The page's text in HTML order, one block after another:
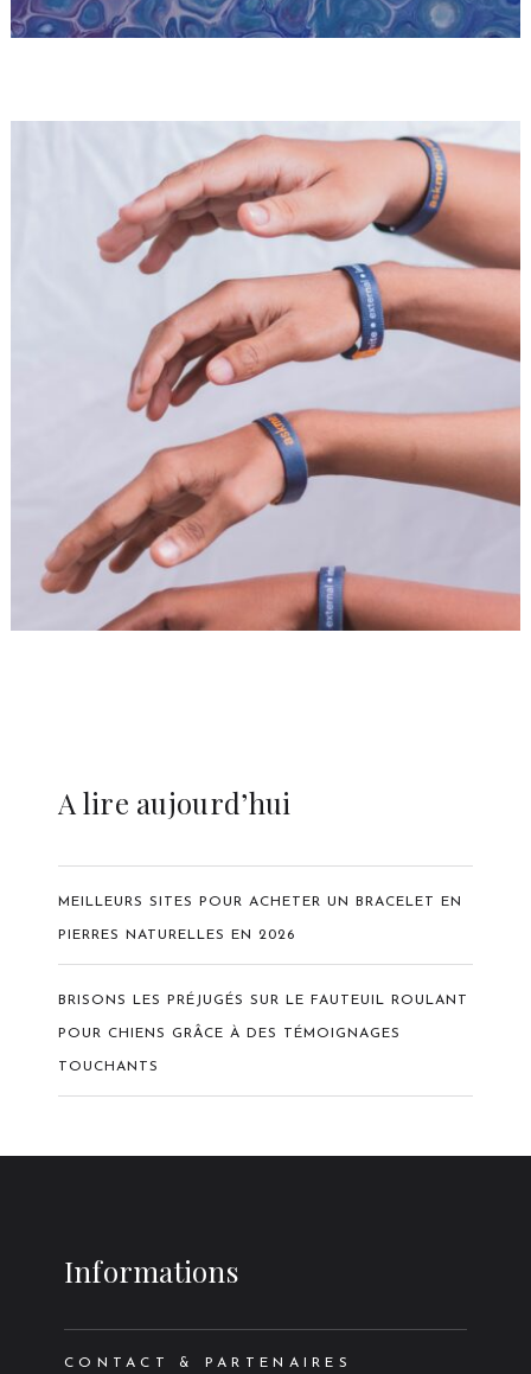
A lire aujourd’hui
MEILLEURS SITES POUR ACHETER UN BRACELET EN
PIERRES NATURELLES EN 2026
BRISONS LES PRÉJUGÉS SUR LE FAUTEUIL ROULANT
POUR CHIENS GRÂCE À DES TÉMOIGNAGES
TOUCHANTS
Informations
CONTACT & PARTENAIRES